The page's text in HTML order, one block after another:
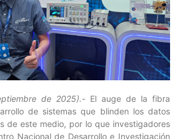
de 2025).- El auge de la fibra
de sistemas que blinden los datos
de este medio, por lo que investigadores
Nacional de Desarrollo e Investigación